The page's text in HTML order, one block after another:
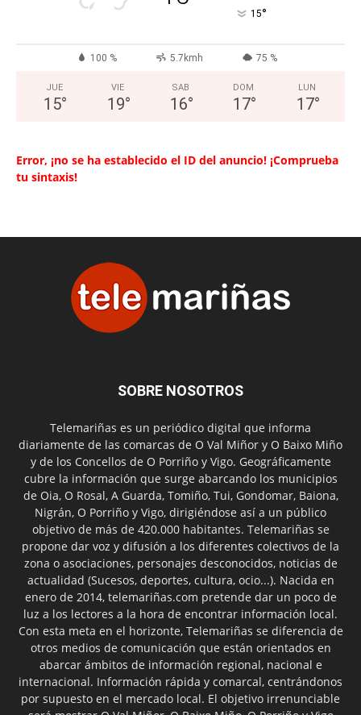
15°
100 % 5.7kmh 75 %
JUE
15°
VIE
19°
SAB
16°
DOM
17°
LUN
17°
Error, ¡no se ha establecido el ID del anuncio! ¡Comprueba
tu sintaxis!
SOBRE NOSOTROS
Telemariñas es un periódico digital que informa
diariamente de las comarcas de O Val Miñor y O Baixo Miño
y de los Concellos de O Porriño y Vigo. Geográficamente
cubre la información que surge abarcando los municipios
de Oia, O Rosal, A Guarda, Tomiño, Tui, Gondomar, Baiona,
Nigrán, O Porriño y Vigo, dirigiéndose así a un público
objetivo de más de 420.000 habitantes. Telemariñas se
propone dar voz y difusión a los diferentes colectivos de la
zona o asociaciones, personajes desconocidos, noticias de
actualidad (Sucesos, deportes, cultura, ocio...). Nacida en
enero de 2014, telemariñas.com pretende dar un poco de
luz a los lectores a la hora de encontrar información local.
Con esta meta en el horizonte, Telemariñas se diferencia de
otros medios de comunicación que están orientados en
abarcar ámbitos de información regional, nacional e
internacional. Información rápida y comarcal, centrándonos
por supuesto en el mercado local. El objetivo irrenunciable